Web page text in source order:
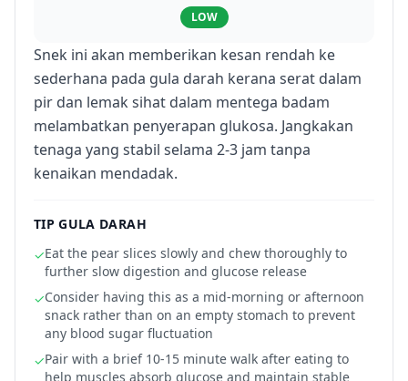
LOW
Snek ini akan memberikan kesan rendah ke
sederhana pada gula darah kerana serat dalam
pir dan lemak sihat dalam mentega badam
melambatkan penyerapan glukosa. Jangkakan
tenaga yang stabil selama 2-3 jam tanpa
kenaikan mendadak.
TIP GULA DARAH
✓Eat the pear slices slowly and chew thoroughly to
further slow digestion and glucose release
✓Consider having this as a mid-morning or afternoon
snack rather than on an empty stomach to prevent
any blood sugar fluctuation
✓Pair with a brief 10-15 minute walk after eating to
help muscles absorb glucose and maintain stable